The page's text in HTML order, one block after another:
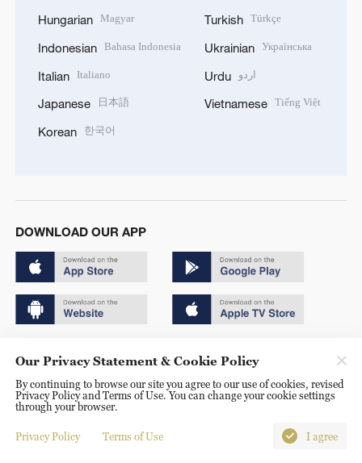
Hungarian Magyar
Indonesian Bahasa Indonesia
Italian Italiano
Japanese 日本語
Korean 한국어
Turkish Türkçe
Ukrainian Українська
Urdu اردو
Vietnamese Tiếng Việt
DOWNLOAD OUR APP
京ICP备20000184号
京公网安备 11010502050052号
Disinformation report hotline: 010-85061466
Our Privacy Statement & Cookie Policy
By continuing to browse our site you agree to our use of cookies, revised
Privacy Policy and Terms of Use. You can change your cookie settings
through your browser.
Privacy Policy Terms of Use I agree